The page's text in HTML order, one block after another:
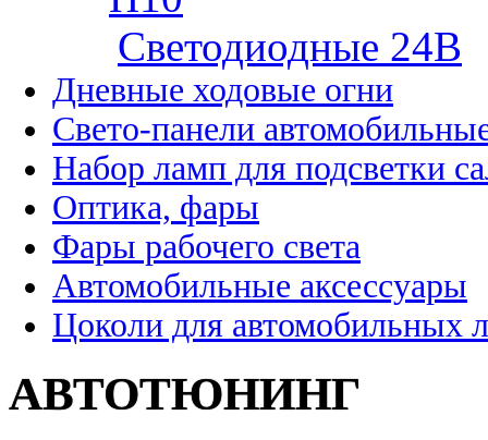
Cветодиодные 24B
Дневные ходовые огни
Свето-панели
Набор ламп для подсветки
Оптика, фары
Фары рабочего света
Автомобильные аксессуары
Цоколи для автомобильных
АВТОТЮНИНГ